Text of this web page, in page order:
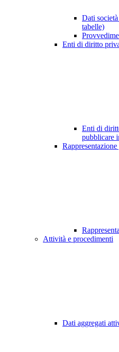
Dati
tabelle)
Enti di diritto
Enti di
pubblicare
Attività e procedimenti
Dati aggregati